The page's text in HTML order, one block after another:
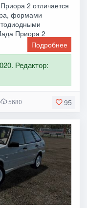
2 отличается
формами
Приора 2
Подробнее
Редактор:
95
5680